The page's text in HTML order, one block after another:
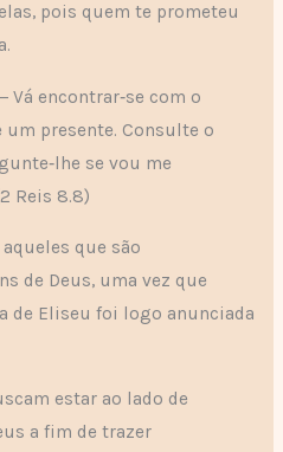
pois quem te prometeu
Vá encontrar‑se com o
um presente. Consulte o
se vou me
Reis 8.8)
que são
de Deus, uma vez que
de Eliseu foi logo anunciada
estar ao lado de
a fim de trazer